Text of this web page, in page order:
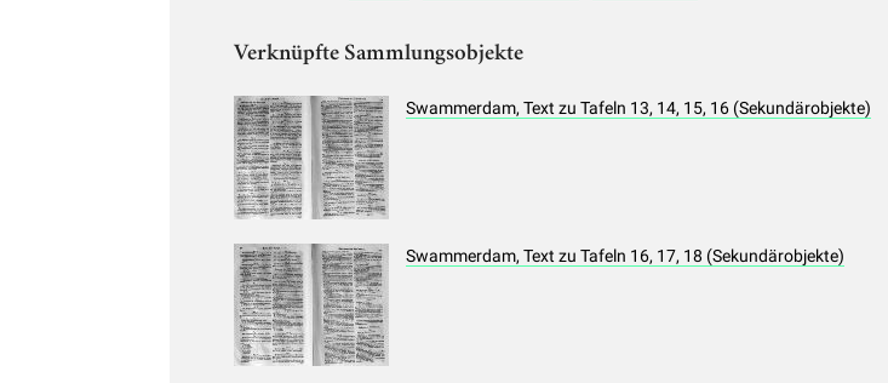
Verknüpfte Sammlungsobjekte
Swammerdam, Text zu Tafeln 13, 14, 15, 16 (Sekundärobjekte)
Swammerdam, Text zu Tafeln 16, 17, 18 (Sekundärobjekte)